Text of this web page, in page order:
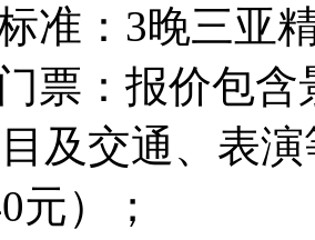
准：3晚三亚
票：报价包
及交通、表
元）；